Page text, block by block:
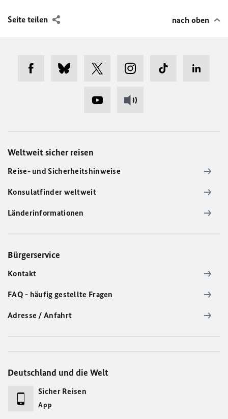
Seite teilen nach oben
Weltweit sicher reisen
Reise- und Sicherheitshinweise
Konsulatfinder weltweit
Länderinformationen
Bürgerservice
Kontakt
FAQ - häufig gestellte Fragen
Adresse / Anfahrt
Deutschland und die Welt
Sicher Reisen
App